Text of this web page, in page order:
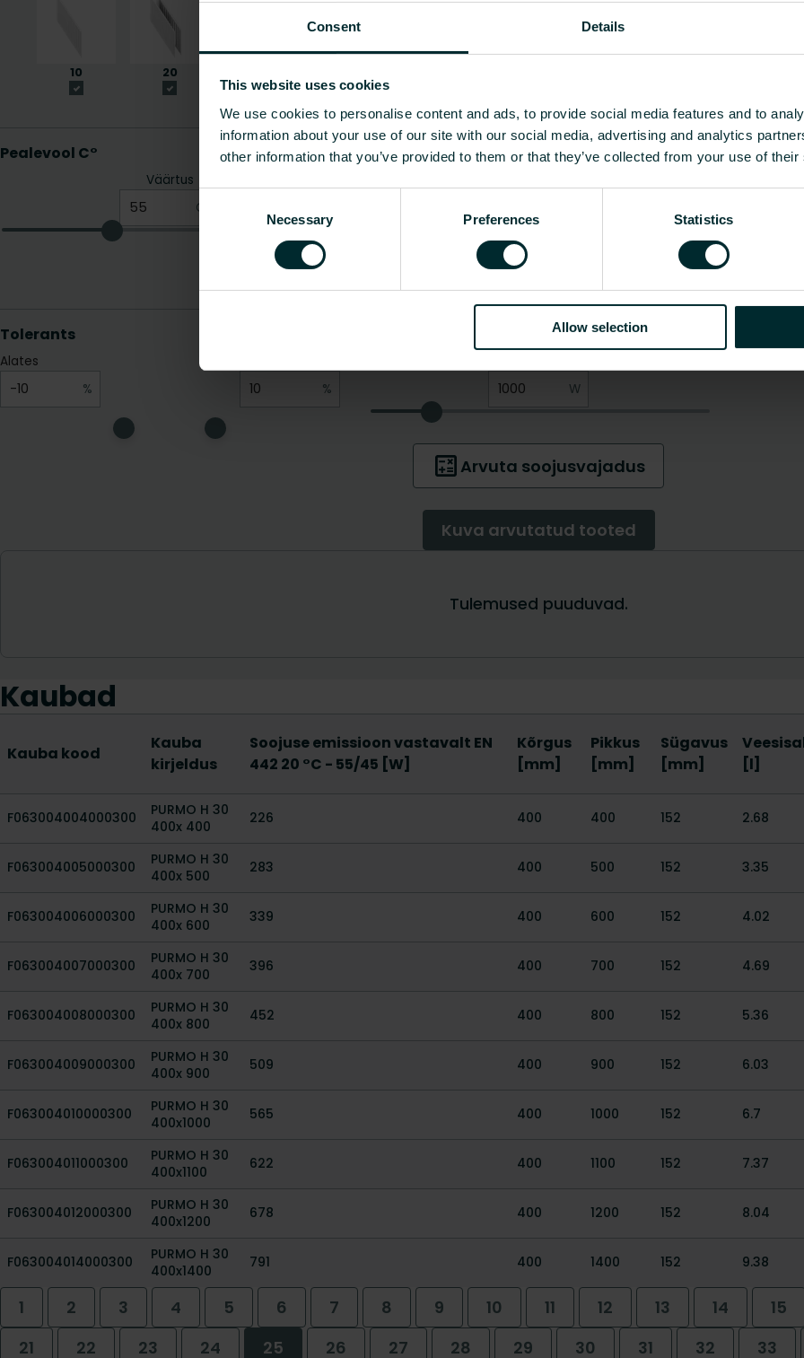
Consent Details
This website uses cookies
We use cookies to personalise content and ads, to provide social media features and to
information about your use of our site with our social media, advertising and analytics
other information that you’ve provided to them or that they’ve collected from your use of
Necessary Preferences Statistics
Allow selection
Kaubad
Kauba kood
Kauba
kirjeldus
Soojuse emissioon vastavalt EN
442 20 °C - 55/45 [W]
Kõrgus
[mm]
Pikkus
[mm]
Sügavus
[mm]
[l]
F063004004000300
PURMO H 30
400x 400
226 400 400 152 2.68
F063004005000300
PURMO H 30
400x 500
283 400 500 152 3.35
F063004006000300
PURMO H 30
400x 600
339 400 600 152 4.02
F063004007000300
PURMO H 30
400x 700
396 400 700 152 4.69
F063004008000300
PURMO H 30
400x 800
452 400 800 152 5.36
F063004009000300
PURMO H 30
400x 900
509 400 900 152 6.03
F063004010000300
PURMO H 30
400x1000
565 400 1000 152 6.7
F063004011000300
PURMO H 30
400x1100
622 400 1100 152 7.37
F063004012000300
PURMO H 30
400x1200
678 400 1200 152 8.04
F063004014000300
PURMO H 30
400x1400
791 400 1400 152 9.38
1 2 3 4 5 6 7 8 9 10 11 12 13 14
15
21
22 23 24 25 26 27 28 29 30 31 32 33